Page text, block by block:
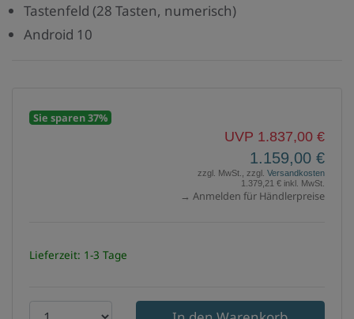
Tastenfeld (28 Tasten, numerisch)
Android 10
Sie sparen 37%
UVP 1.837,00 €
1.159,00 €
zzgl. MwSt., zzgl. Versandkosten
1.379,21 € inkl. MwSt.
→ Anmelden für Händlerpreise
Lieferzeit: 1-3 Tage